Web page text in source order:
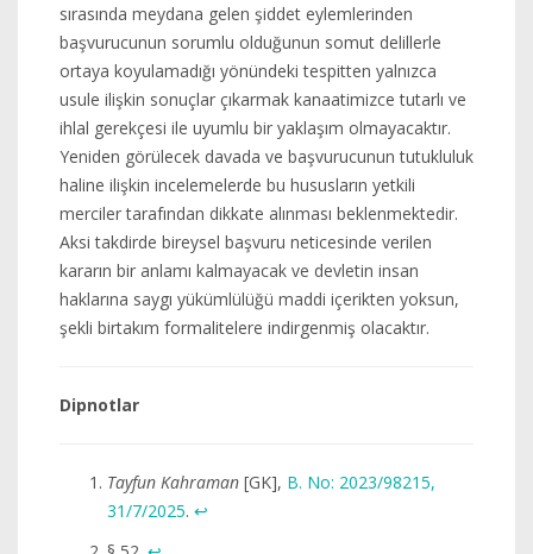
sırasında meydana gelen şiddet eylemlerinden
başvurucunun sorumlu olduğunun somut delillerle
ortaya koyulamadığı yönündeki tespitten yalnızca
usule ilişkin sonuçlar çıkarmak kanaatimizce tutarlı ve
ihlal gerekçesi ile uyumlu bir yaklaşım olmayacaktır.
Yeniden görülecek davada ve başvurucunun tutukluluk
haline ilişkin incelemelerde bu hususların yetkili
merciler tarafından dikkate alınması beklenmektedir.
Aksi takdirde bireysel başvuru neticesinde verilen
kararın bir anlamı kalmayacak ve devletin insan
haklarına saygı yükümlülüğü maddi içerikten yoksun,
şekli birtakım formalitelere indirgenmiş olacaktır.
Dipnotlar
Tayfun Kahraman [GK], B. No: 2023/98215,
31/7/2025. ↩︎